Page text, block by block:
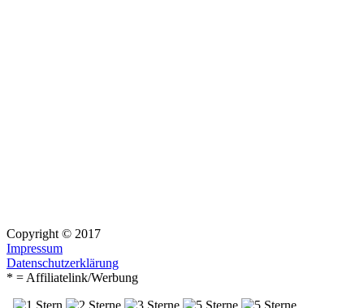
Copyright © 2017
Impressum
Datenschutzerklärung
* = Affiliatelink/Werbung